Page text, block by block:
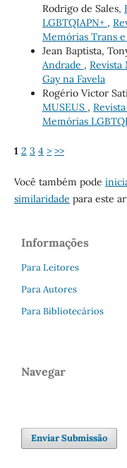
Rodrigo de Sales,
LGBTQIAPN+ ,
Memórias Trans
Jean Baptista,
Andrade , Revista
Gay na Favela
Rogério Victor
MUSEUS ,
Memórias
1 2 3 4 > >>
Você também pode
similaridade para este
Informações
Para Leitores
Para Autores
Para Bibliotecários
Navegar
Enviar Submissão